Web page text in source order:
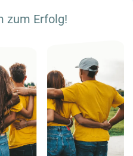
zum Erfolg!